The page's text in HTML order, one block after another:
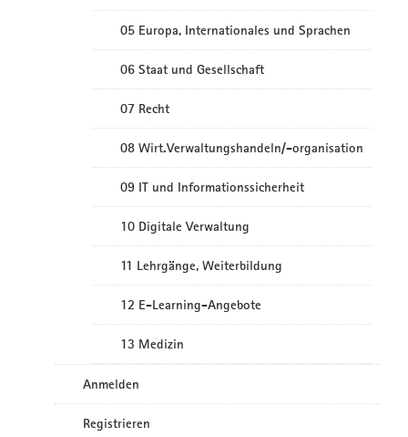
05 Europa, Internationales und Sprachen
06 Staat und Gesellschaft
07 Recht
08 Wirt.Verwaltungshandeln/-organisation
09 IT und Informationssicherheit
10 Digitale Verwaltung
11 Lehrgänge, Weiterbildung
12 E-Learning-Angebote
13 Medizin
Anmelden
Registrieren